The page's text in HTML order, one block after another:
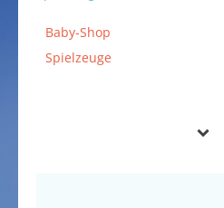
Baby-Shop
Spielzeuge